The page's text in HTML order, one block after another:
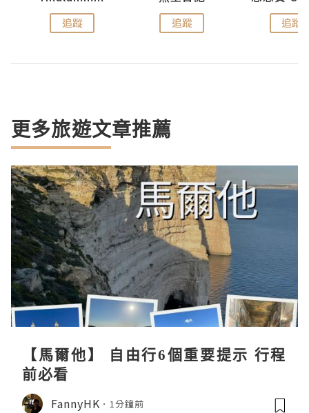
追蹤 追蹤 追蹤
更多旅遊文章推薦
【馬爾他】 自由行6個重要提示 行程
前必看
FannyHK 1分鐘前